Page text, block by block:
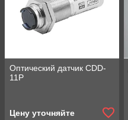
Оптический датчик CDD-
11P
Цену уточняйте